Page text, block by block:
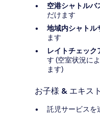
空港シャトルバ
だけます
地域内シャトル
ます
レイトチェック
す (空室状況に
ます)
お子様 & エキス
託児サービスを